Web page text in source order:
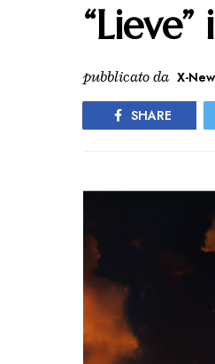
pubblicato da X-
SHARE